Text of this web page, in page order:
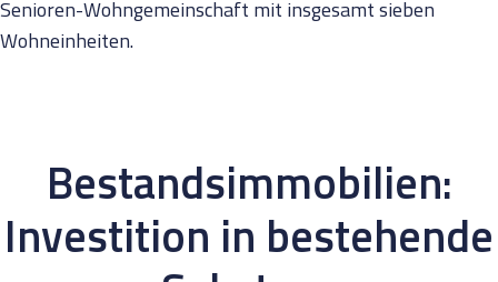
Senioren-Wohngemeinschaft mit insgesamt sieben
Wohneinheiten.
Bestandsimmobilien:
Investition in bestehende